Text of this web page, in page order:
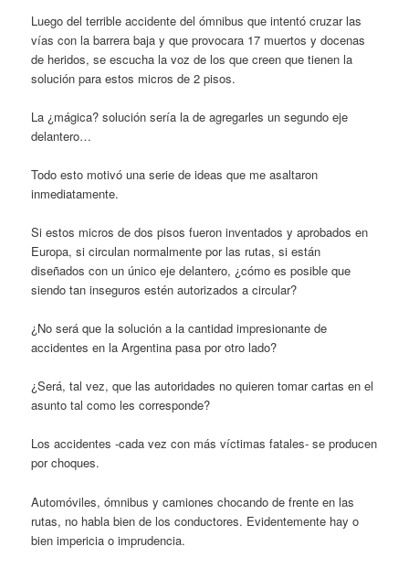
Luego del terrible accidente del ómnibus que intentó cruzar las
vías con la barrera baja y que provocara 17 muertos y docenas
de heridos, se escucha la voz de los que creen que tienen la
solución para estos micros de 2 pisos.
La ¿mágica? solución sería la de agregarles un segundo eje
delantero…
Todo esto motivó una serie de ideas que me asaltaron
inmediatamente.
Si estos micros de dos pisos fueron inventados y aprobados en
Europa, si circulan normalmente por las rutas, si están
diseñados con un único eje delantero, ¿cómo es posible que
siendo tan inseguros estén autorizados a circular?
¿No será que la solución a la cantidad impresionante de
accidentes en la Argentina pasa por otro lado?
¿Será, tal vez, que las autoridades no quieren tomar cartas en el
asunto tal como les corresponde?
Los accidentes -cada vez con más víctimas fatales- se producen
por choques.
Automóviles, ómnibus y camiones chocando de frente en las
rutas, no habla bien de los conductores. Evidentemente hay o
bien impericia o imprudencia.